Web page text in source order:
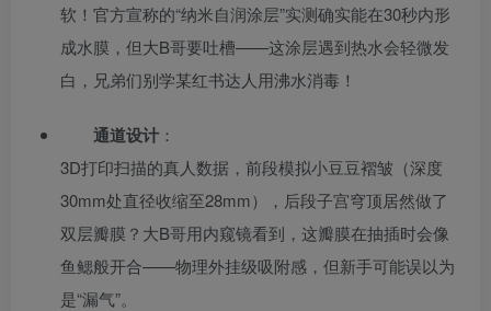
软！官方宣称的“纳米自润涂层”实测确实能在30秒内形
成水膜，但大B哥要吐槽——这涂层遇到热水会轻微发
白，兄弟们别学某红书达人用沸水消毒！
通道设计 ：
3D打印扫描的真人数据，前段模拟小豆豆褶皱（深度
30mm处直径收缩至28mm），后段子宫穹顶居然做了
双层瓣膜？大B哥用内窥镜看到，这瓣膜在抽插时会像
鱼鳃般开合——物理外挂级吸附感，但新手可能误以为
是“漏气”。